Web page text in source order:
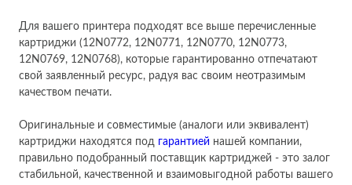
Для вашего принтера подходят все выше перечисленные
картриджи (12N0772, 12N0771, 12N0770, 12N0773,
12N0769, 12N0768), которые гарантированно отпечатают
свой заявленный ресурс, радуя вас своим неотразимым
качеством печати.
Оригинальные и совместимые (аналоги или эквивалент)
картриджи находятся под гарантией нашей компании,
правильно подобранный поставщик картриджей - это залог
стабильной, качественной и взаимовыгодной работы вашего